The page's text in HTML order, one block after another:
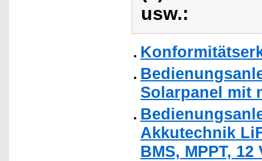
usw.:
Solarpanel mit
Akkutechnik
BMS, MPPT, 12